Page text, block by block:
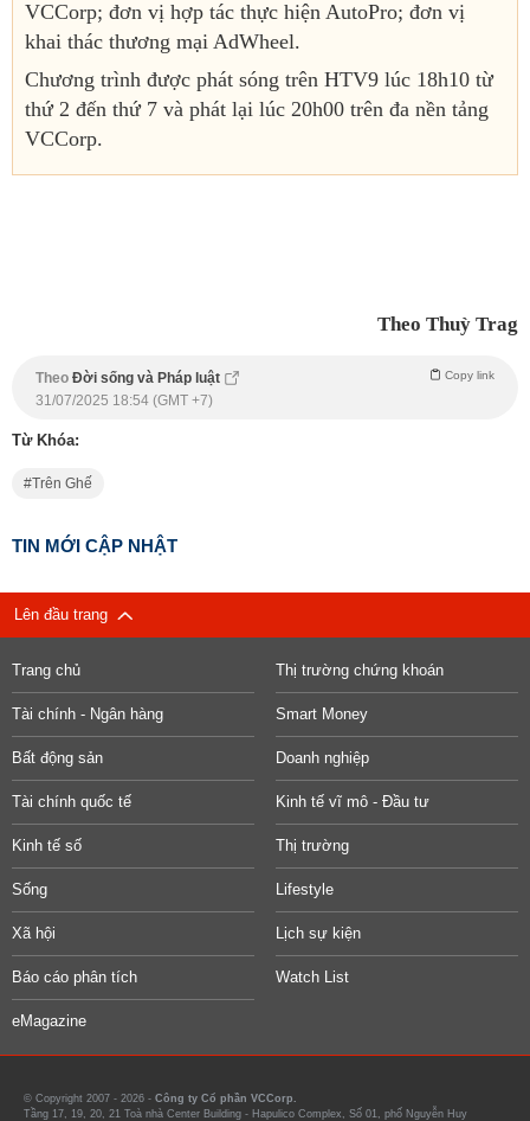
VCCorp; đơn vị hợp tác thực hiện AutoPro; đơn vị
khai thác thương mại AdWheel.
Chương trình được phát sóng trên HTV9 lúc 18h10 từ
thứ 2 đến thứ 7 và phát lại lúc 20h00 trên đa nền tảng
VCCorp.
Theo Thuỳ Trag
Theo Đời sống và Pháp luật Copy link
31/07/2025 18:54 (GMT +7)
Từ Khóa:
Trên Ghế
TIN MỚI CẬP NHẬT
Lên đầu trang
Trang chủ Thị trường chứng khoán
Tài chính - Ngân hàng Smart Money
Bất động sản Doanh nghiệp
Tài chính quốc tế Kinh tế vĩ mô - Đầu tư
Kinh tế số Thị trường
Sống Lifestyle
Xã hội Lịch sự kiện
Báo cáo phân tích Watch List
eMagazine
© Copyright 2007 - 2026 - Công ty Cổ phần VCCorp.
Tầng 17, 19, 20, 21 Toà nhà Center Building - Hapulico Complex, Số 01, phố Nguyễn Huy